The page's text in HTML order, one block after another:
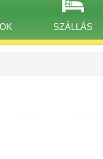
SZÁLLÁS